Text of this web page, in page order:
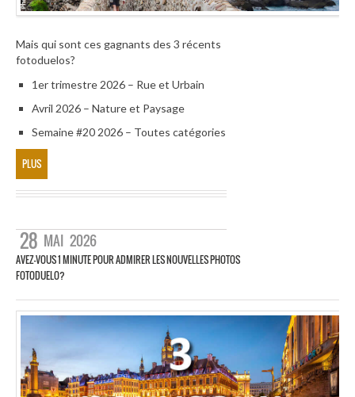
Mais qui sont ces gagnants des 3 récents
fotoduelos?
1er trimestre 2026 – Rue et Urbain
Avril 2026 – Nature et Paysage
Semaine #20 2026 – Toutes catégories
PLUS
28 MAI 2026
AVEZ-VOUS 1 MINUTE POUR ADMIRER LES NOUVELLES PHOTOS
FOTODUELO?